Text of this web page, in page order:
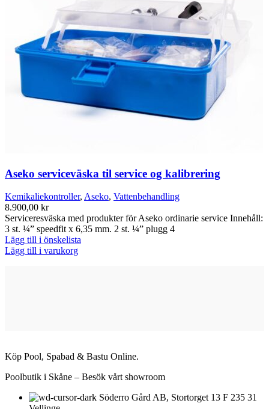
Aseko serviceväska til service og kalibrering
Kemikaliekontroller, Aseko, Vattenbehandling
8.900,00 kr
Serviceresväska med produkter för Aseko ordinarie service Innehåll:
3 st. ¼” speedfit x 6,35 mm. 2 st. ¼” plugg 4
Lägg till i önskelista
Lägg till i varukorg
Köp Pool, Spabad & Bastu Online.
Poolbutik i Skåne – Besök vårt showroom
Söderro Gård AB, Stortorget 13 F 235 31